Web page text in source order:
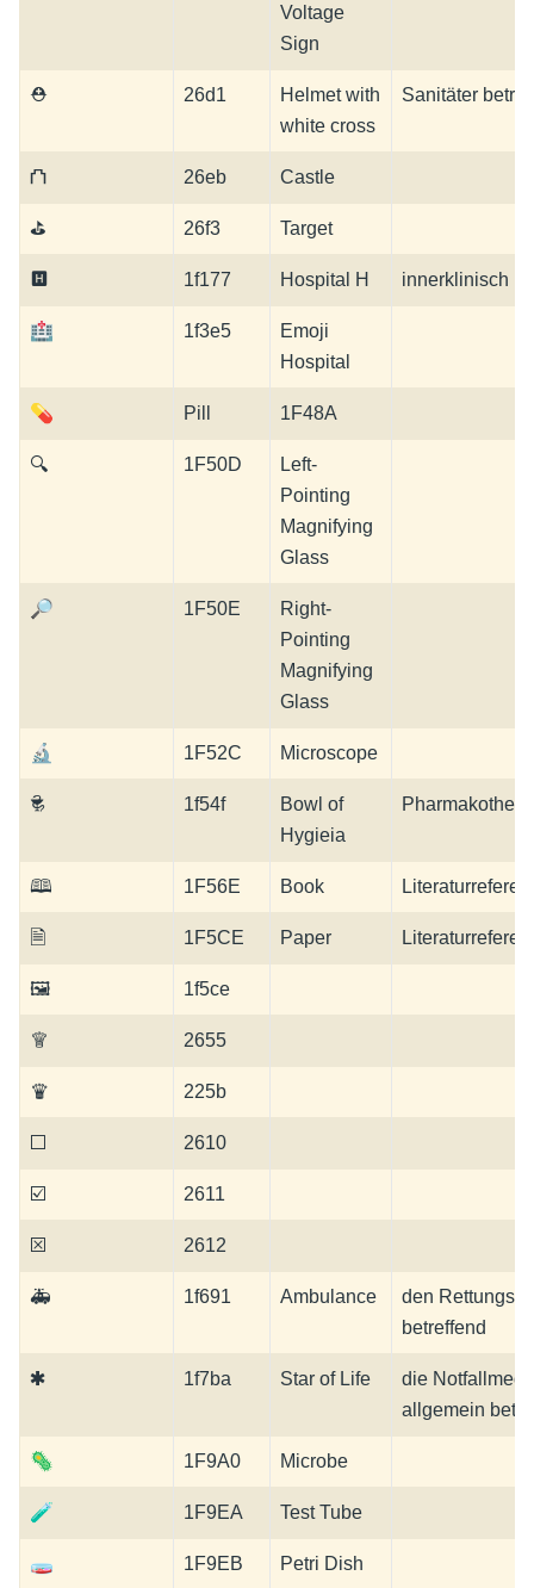
Voltage
Sign
⛑ 26d1
Helmet with
white cross
Sanitäter
⛫ 26eb Castle
⛳ 26f3 Target
🅷 1f177 Hospital H innerklinisch
🏥 1f3e5
Emoji
Hospital
💊 Pill 1F48A
🔍 1F50D
Left-
Pointing
Magnifying
Glass
🔎 1F50E
Right-
Pointing
Magnifying
Glass
🔬 1F52C Microscope
🕏 1f54f
Bowl of
Hygieia
🕮 1F56E Book
🗎 1F5CE Paper
🖼 1f5ce
♕ 2655
♛ 225b
☐ 2610
☑ 2611
☒ 2612
🚑 1f691 Ambulance
den
betreffend
🞺 1f7ba Star of Life
die
allgemein
🦠 1F9A0 Microbe
🧪 1F9EA Test Tube
🧫 1F9EB Petri Dish